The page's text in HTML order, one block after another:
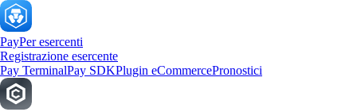
PayPer esercenti
Registrazione esercente
Pay TerminalPay SDKPlugin eCommercePronostici